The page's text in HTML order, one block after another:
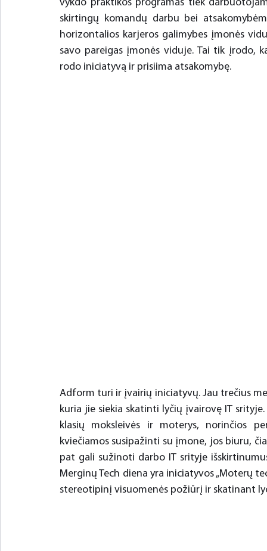
vykdo praktikos programas tiek
skirtingų komandų darbu bei
horizontalios karjeros galimybes įmonės
savo pareigas įmonės viduje. Tai tik įrodo,
rodo iniciatyvą ir prisiima atsakomybę.
Adform turi ir įvairių iniciatyvų. Jau trečius
kuria jie siekia skatinti lyčių įvairovę IT
klasių moksleivės ir moterys, norinčios
kviečiamos susipažinti su įmone, jos biuru,
pat gali sužinoti darbo IT srityje
Merginų Tech diena yra iniciatyvos „Moterų
stereotipinį visuomenės požiūrį ir skatinant